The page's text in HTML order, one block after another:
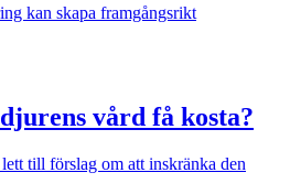
kan skapa framgångsrikt
vård få kosta?
till förslag om att inskränka den